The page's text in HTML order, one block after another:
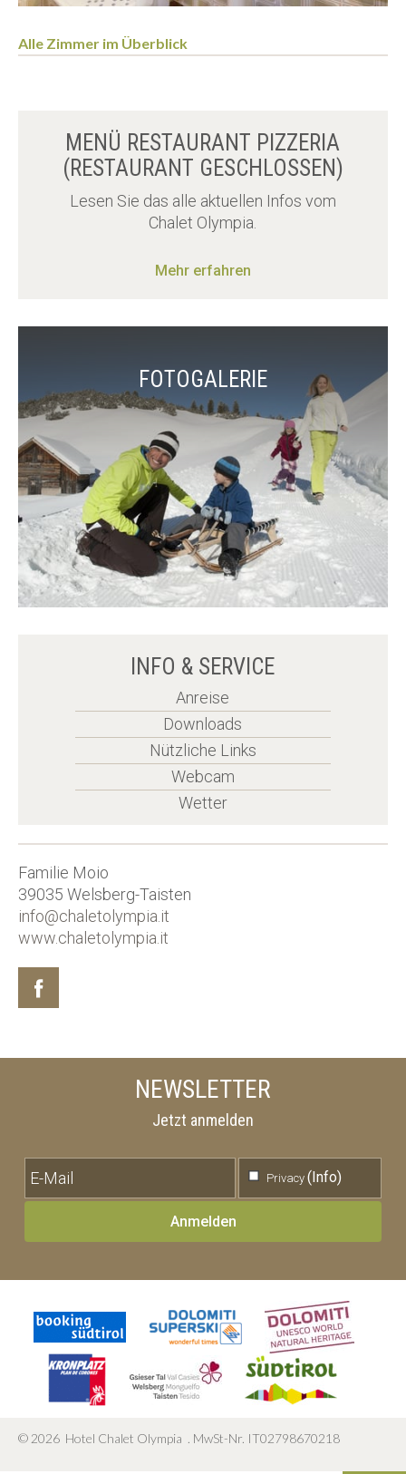
Alle Zimmer im Überblick
MENÜ RESTAURANT PIZZERIA
(RESTAURANT GESCHLOSSEN)
Lesen Sie das alle aktuellen Infos vom
Chalet Olympia.
Mehr erfahren
FOTOGALERIE
INFO & SERVICE
Anreise
Downloads
Nützliche Links
Webcam
Wetter
Familie Moio
39035 Welsberg-Taisten
info@chaletolympia.it
www.chaletolympia.it
NEWSLETTER
Jetzt anmelden
Privacy(Info)
Anmelden
© 2026 Hotel Chalet Olympia . MwSt-Nr. IT02798670218